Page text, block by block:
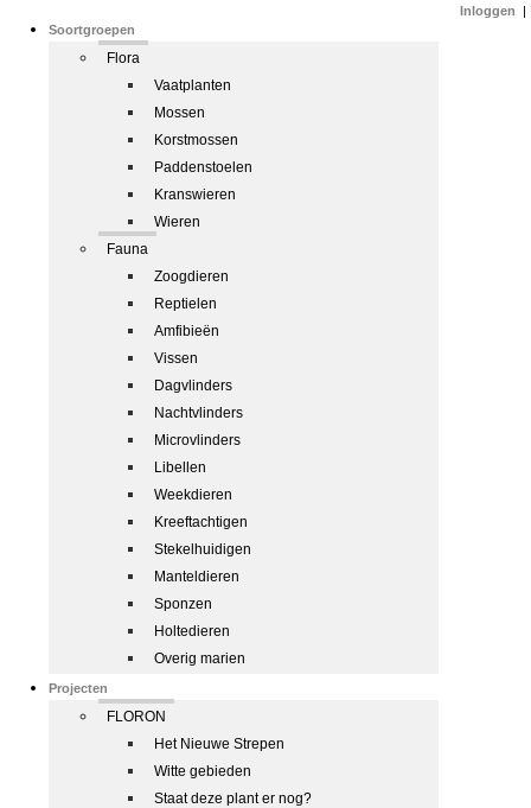
Soortgroepen
Flora
Vaatplanten
Mossen
Korstmossen
Paddenstoelen
Kranswieren
Wieren
Fauna
Zoogdieren
Reptielen
Amfibieën
Vissen
Dagvlinders
Nachtvlinders
Microvlinders
Libellen
Weekdieren
Kreeftachtigen
Stekelhuidigen
Manteldieren
Sponzen
Holtedieren
Overig marien
Projecten
FLORON
Het Nieuwe Strepen
Witte gebieden
Staat deze plant er nog?
Inloggen |